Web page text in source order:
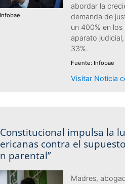
abordar la
demanda de
un 400% en
aparato
33%.
Fuente: Infobae
Visitar Noticia
impulsa la
contra el
parental”
Madres,